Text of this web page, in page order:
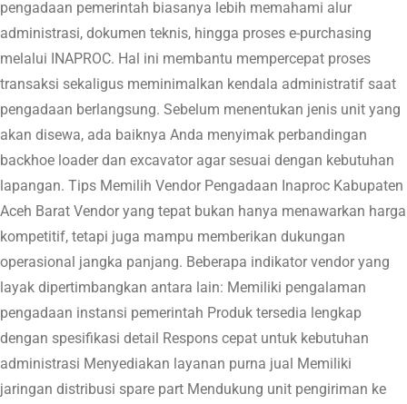
pengadaan pemerintah biasanya lebih memahami alur
administrasi, dokumen teknis, hingga proses e-purchasing
melalui INAPROC. Hal ini membantu mempercepat proses
transaksi sekaligus meminimalkan kendala administratif saat
pengadaan berlangsung. Sebelum menentukan jenis unit yang
akan disewa, ada baiknya Anda menyimak perbandingan
backhoe loader dan excavator agar sesuai dengan kebutuhan
lapangan. Tips Memilih Vendor Pengadaan Inaproc Kabupaten
Aceh Barat Vendor yang tepat bukan hanya menawarkan harga
kompetitif, tetapi juga mampu memberikan dukungan
operasional jangka panjang. Beberapa indikator vendor yang
layak dipertimbangkan antara lain: Memiliki pengalaman
pengadaan instansi pemerintah Produk tersedia lengkap
dengan spesifikasi detail Respons cepat untuk kebutuhan
administrasi Menyediakan layanan purna jual Memiliki
jaringan distribusi spare part Mendukung unit pengiriman ke